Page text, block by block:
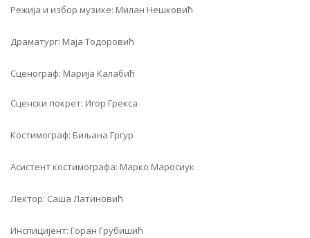
Режија и избор музике: Милан Нешковић
Драматург: Маја Тодоровић
Сценограф: Марија Калабић
Сценски покрет: Игор Грекса
Костимограф: Биљана Гргур
Асистент костимографа: Марко Маросиук
Лектор: Саша Латиновић
Инспицијент: Горан Грубишић